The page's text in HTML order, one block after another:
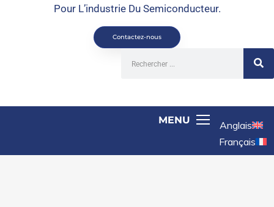
Pour L’industrie Du Semiconducteur.
Contactez-nous
Anglais
Français